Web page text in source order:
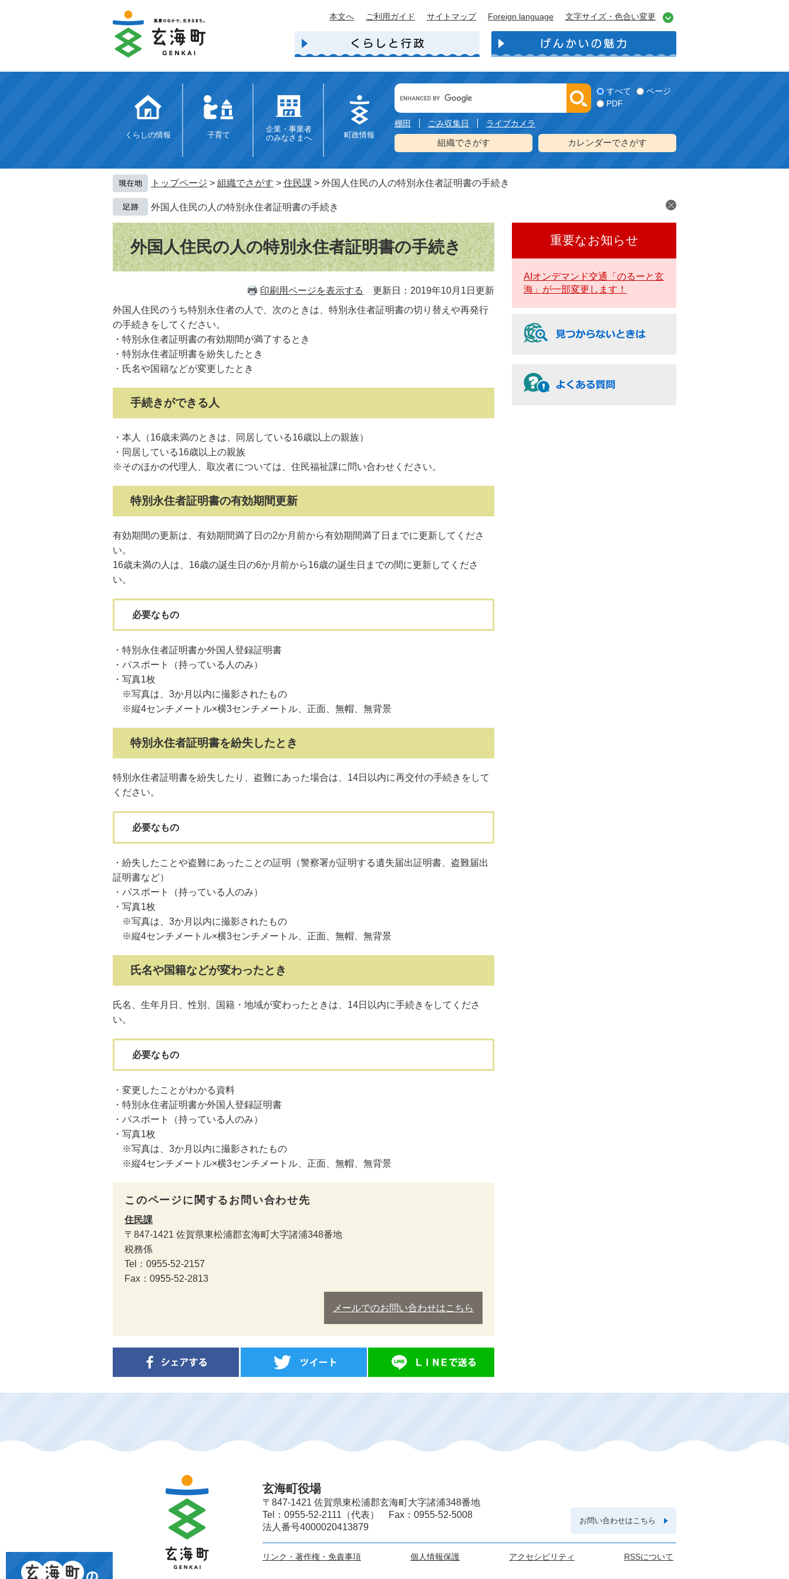
本文へ ご利用ガイド サイトマップ Foreign language 文字サイズ・色合い変更
くらしの情報 子育て
企業・事業者
のみなさまへ
町政情報
Google
カ
ス
タ
ム
検
索
すべて
ページ
PDF
棚田 ごみ収集日 ライブカメラ
組織でさがす カレンダーでさがす
トップページ > 組織でさがす > 住民課 > 外国人住民の人の特別永住者証明書の手続き
外国人住民の人の特別永住者証明書の手続き
本
文
外国人住民の人の特別永住者証明書の手続き
印刷用ページを表示する
更新日：2019年10月1日更新
外国人住民のうち特別永住者の人で、次のときは、特別永住者証明書の切り替えや再発行
の手続きをしてください。
・特別永住者証明書の有効期間が満了するとき
・特別永住者証明書を紛失したとき
・氏名や国籍などが変更したとき
手続きができる人
・本人（16歳未満のときは、同居している16歳以上の親族）
・同居している16歳以上の親族
※そのほかの代理人、取次者については、住民福祉課に問い合わせください。
特別永住者証明書の有効期間更新
有効期間の更新は、有効期間満了日の2か月前から有効期間満了日までに更新してくださ
い。
16歳未満の人は、16歳の誕生日の6か月前から16歳の誕生日までの間に更新してくださ
い。
必要なもの
・特別永住者証明書か外国人登録証明書
・パスポート（持っている人のみ）
・写真1枚
※写真は、3か月以内に撮影されたもの
※縦4センチメートル×横3センチメートル、正面、無帽、無背景
特別永住者証明書を紛失したとき
特別永住者証明書を紛失したり、盗難にあった場合は、14日以内に再交付の手続きをして
ください。
必要なもの
・紛失したことや盗難にあったことの証明（警察署が証明する遺失届出証明書、盗難届出
証明書など）
・パスポート（持っている人のみ）
・写真1枚
※写真は、3か月以内に撮影されたもの
※縦4センチメートル×横3センチメートル、正面、無帽、無背景
氏名や国籍などが変わったとき
氏名、生年月日、性別、国籍・地域が変わったときは、14日以内に手続きをしてくださ
い。
必要なもの
・変更したことがわかる資料
・特別永住者証明書か外国人登録証明書
・パスポート（持っている人のみ）
・写真1枚
※写真は、3か月以内に撮影されたもの
※縦4センチメートル×横3センチメートル、正面、無帽、無背景
このページに関するお問い合わせ先
住民課
〒847-1421 佐賀県東松浦郡玄海町大字諸浦348番地
税務係
Tel：0955-52-2157
Fax：0955-52-2813
メールでのお問い合わせはこちら
重要なお知らせ
AIオンデマンド交通「のるーと玄
海」が一部変更します！
玄海町役場
〒847-1421 佐賀県東松浦郡玄海町大字諸浦348番地
Tel：0955-52-2111（代表） Fax：0955-52-5008
法人番号4000020413879
お問い合わせはこちら
リンク・著作権・免責事項 個人情報保護 アクセシビリティ RSSについて